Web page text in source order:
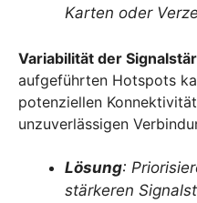
Karten oder
Variabilität der
aufgeführten Hotspots
potenziellen
unzuverlässigen
Lösung:
stärkeren